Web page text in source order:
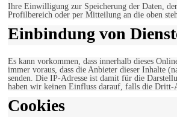
Ihre Einwilligung zur Speicherung der Daten,
Profilbereich oder per Mitteilung an die oben
Einbindung von
Es kann vorkommen, dass innerhalb dieses
immer voraus, dass die Anbieter dieser Inhalte
senden. Die IP-Adresse ist damit für die
haben wir keinen Einfluss darauf, falls die Dritt-
Cookies